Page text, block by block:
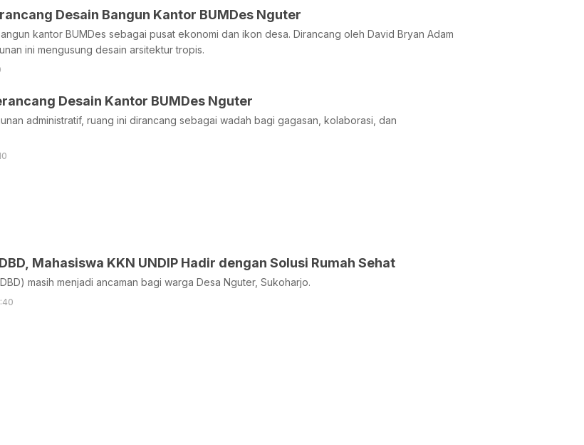
Desain Bangun Kantor BUMDes Nguter
kantor BUMDes sebagai pusat ekonomi dan ikon desa. Dirancang oleh David Bryan Adam
ini mengusung desain arsitektur tropis.
Desain Kantor BUMDes Nguter
administratif, ruang ini dirancang sebagai wadah bagi gagasan, kolaborasi, dan
Mahasiswa KKN UNDIP Hadir dengan Solusi Rumah Sehat
masih menjadi ancaman bagi warga Desa Nguter, Sukoharjo.